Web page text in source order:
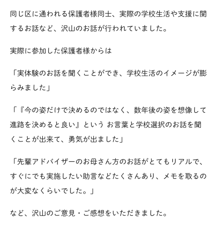
同じ区に通われる保護者様同士、実際の学校生活や支援に関
するお話など、沢山のお話が行われていました。
実際に参加した保護者様からは
「実体験のお話を聞くことができ、学校生活のイメージが膨
らみました」
「『今の姿だけで決めるのではなく、数年後の姿を想像して
進路を決めると良い』という お言葉と学校選択のお話を聞
くことが出来て、勇気が出ました」
「先輩アドバイザーのお母さん方のお話がとてもリアルで、
すぐにでも実施したい助言などたくさんあり、メモを取るの
が大変なくらいでした。」
など、沢山のご意見・ご感想をいただきました。